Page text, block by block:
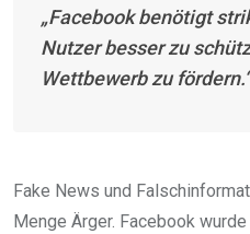
„Facebook benötigt
Nutzer besser zu
Wettbewerb zu
Fake News und
Menge Ärger. Facebook